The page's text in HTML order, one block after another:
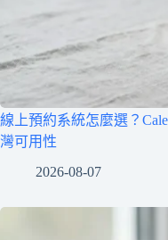
線上預約系統怎麼選？
灣可用性
2026-08-07